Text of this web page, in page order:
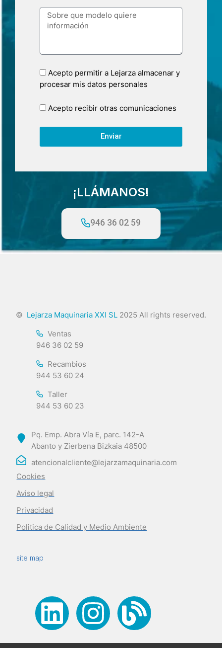
Acepto permitir a Lejarza almacenar y
procesar mis datos personales
Acepto recibir otras comunicaciones
Enviar
¡LLÁMANOS!
946 36 02 59
© Lejarza Maquinaria XXI SL 2025 All rights reserved.
Ventas
946 36 02 59
Recambios
944 53 60 24
Taller
944 53 60 23
Pq. Emp. Abra Vía E, parc. 142-A
Abanto y Zierbena Bizkaia 48500
atencionalcliente@lejarzamaquinaria.com
Cookies
Aviso legal
Privacidad
Politica de Calidad y Medio Ambiente
site map